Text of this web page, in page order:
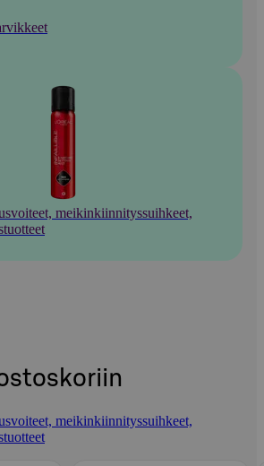
meikinkiinnityssuihkeet,
meikinkiinnityssuihkeet,